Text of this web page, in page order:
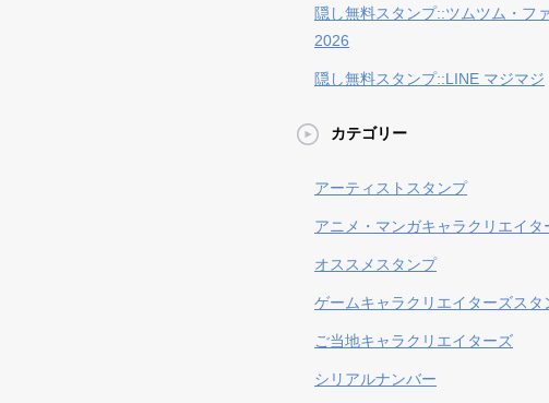
隠し無料スタンプ::ツムツム・フ
2026
隠し無料スタンプ::LINE マジマジ
カテゴリー
アーティストスタンプ
アニメ・マンガキャラクリエイタ
オススメスタンプ
ゲームキャラクリエイターズスタ
ご当地キャラクリエイターズ
シリアルナンバー